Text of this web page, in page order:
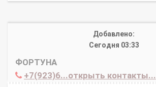
Добавлено:
Сегодня 03:33
ФОРТУНА
+7(923)6...открыть контакты...